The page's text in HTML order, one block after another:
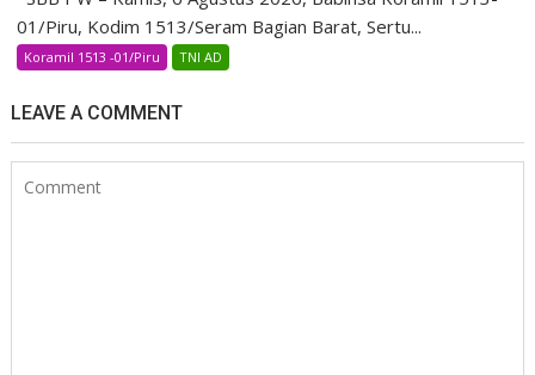
01/Piru, Kodim 1513/Seram Bagian Barat, Sertu...
Koramil 1513 -01/Piru TNI AD
LEAVE A COMMENT